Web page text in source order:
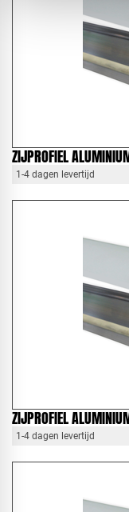
ZIJPROFIEL
1-4 dagen levertijd
ZIJPROFIEL
1-4 dagen levertijd